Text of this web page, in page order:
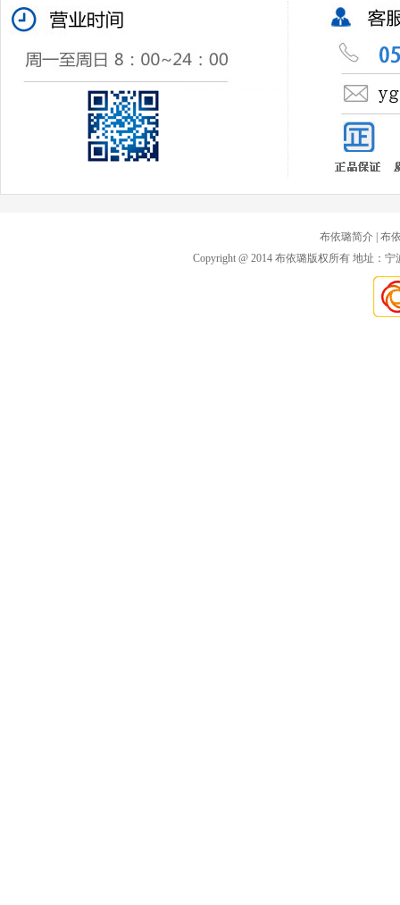
布依璐简介 | 布
Copyright @ 2014 布依璐版权所有 地址